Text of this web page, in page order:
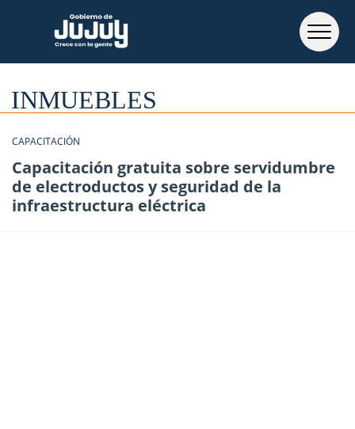
INMUEBLES
CAPACITACIÓN
Capacitación gratuita sobre servidumbre
de electroductos y seguridad de la
infraestructura eléctrica